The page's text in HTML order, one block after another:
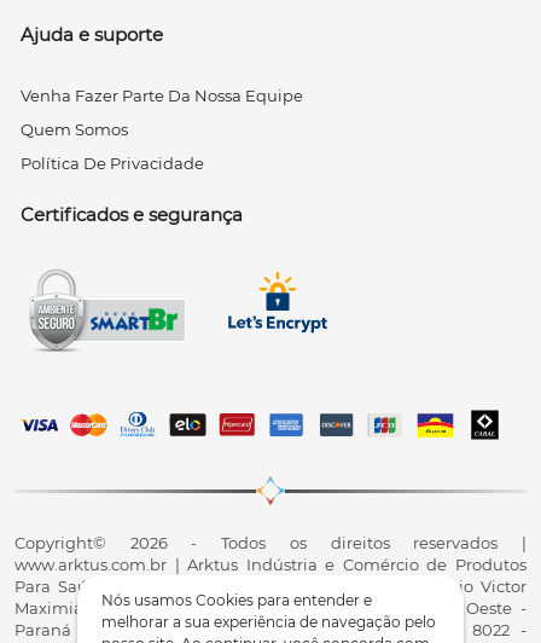
Nós usamos Cookies para entender e
melhorar a sua experiência de navegação pelo
Ajuda e suporte
Venha Fazer Parte Da Nossa Equipe
Quem Somos
Política De Privacidade
Certificados e segurança
Copyright© 2026 - Todos os direitos reservados |
www.arktus.com.br | Arktus Indústria e Comércio de Produtos
Para Saúde Ltda | CNPJ: 01.417.367/0001-78 | R. Antônio Victor
Maximiano, 107, Parque Industrial II, Santa Tereza do Oeste -
Paraná - CEP 85825-900 - Fale conosco: 0800 200 8022 -